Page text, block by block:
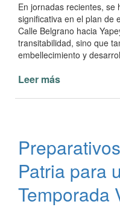
En jornadas recientes,
significativa en el plan de
Calle Belgrano hacia
transitabilidad, sino que
embellecimiento y
Leer más
de
en
Paso
de
Patria para
Temporada